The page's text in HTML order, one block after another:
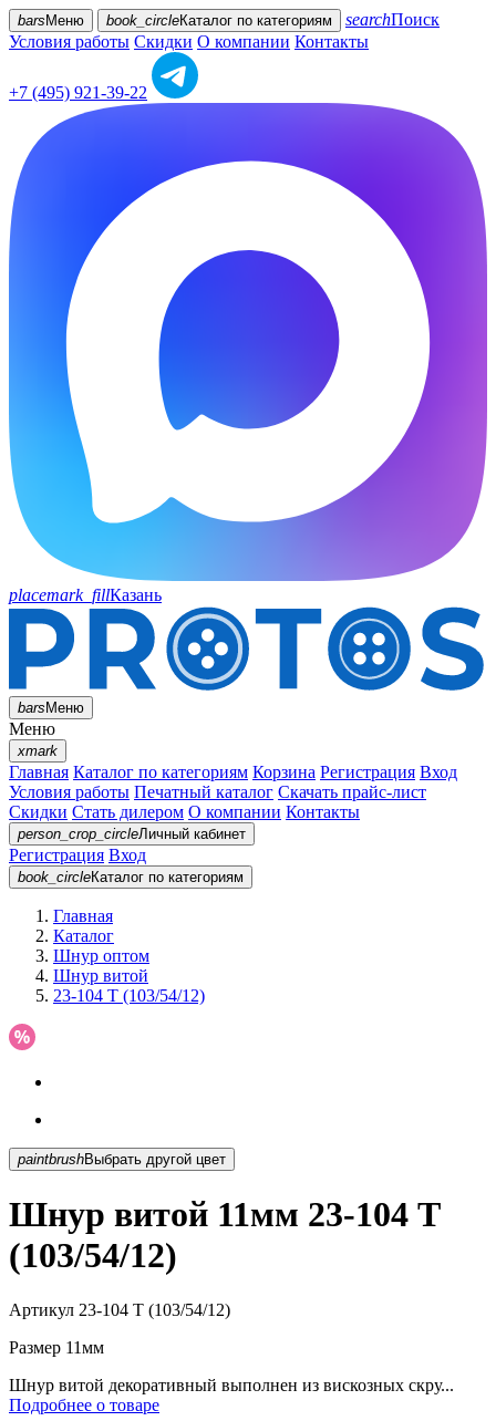
bars Меню book_circleКаталог по категориям searchПоиск
Условия работы Скидки О компании Контакты
+7 (495) 921-39-22
placemark_fillКазань
barsМеню
Меню
xmark
Главная Каталог по категориям Корзина Регистрация Вход
Условия работы Печатный каталог Скачать прайс-лист
Скидки Стать дилером О компании Контакты
person_crop_circleЛичный кабинет
Регистрация Вход
book_circleКаталог по категориям
Главная
Каталог
Шнур оптом
Шнур витой
23-104 T (103/54/12)
paintbrush Выбрать другой цвет
Шнур витой 11мм 23-104 T
(103/54/12)
Артикул 23-104 T (103/54/12)
Размер 11мм
Шнур витой декоративный выполнен из вискозных скру...
Подробнее о товаре